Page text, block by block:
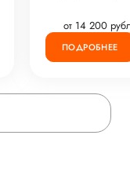
от 14 200
ПОДРОБНЕЕ